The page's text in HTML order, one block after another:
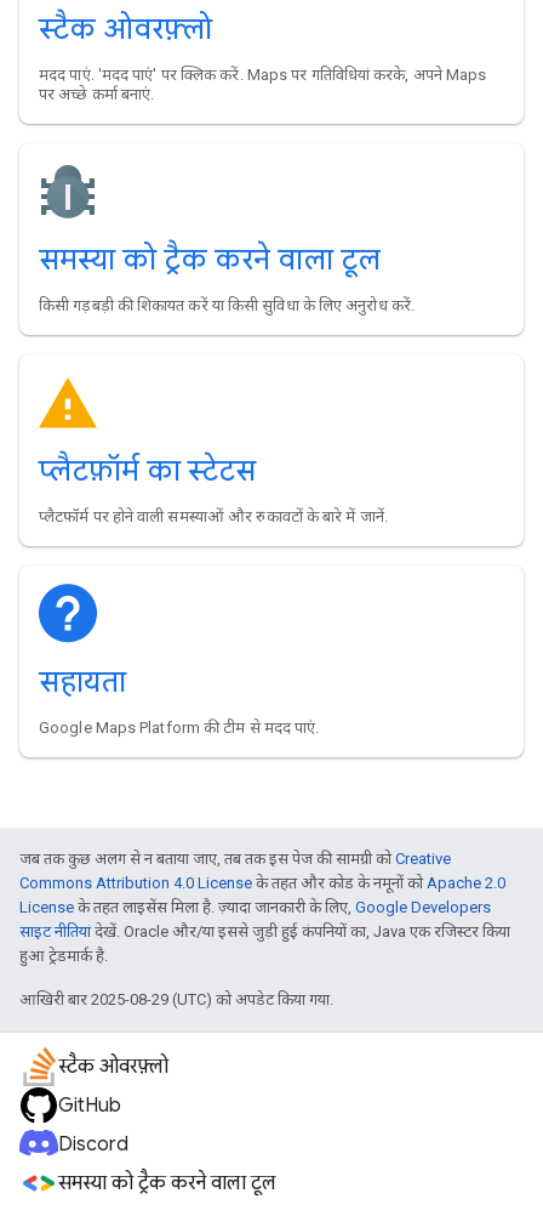
स्टैक ओवरफ़्लो
मदद पाएं. 'मदद पाएं' पर क्लिक करें. Maps पर गतिविधियां करके, अपने Maps
पर अच्छे क़र्मा बनाएं.
समस्या को ट्रैक करने वाला टूल
किसी गड़बड़ी की शिकायत करें या किसी सुविधा के लिए अनुरोध करें.
प्लैटफ़ॉर्म का स्टेटस
प्लैटफ़ॉर्म पर होने वाली समस्याओं और रुकावटों के बारे में जानें.
सहायता
Google Maps Platform की टीम से मदद पाएं.
जब तक कुछ अलग से न बताया जाए, तब तक इस पेज की सामग्री कोCreative
Commons Attribution 4.0 License के तहत और कोड के नमूनों को Apache 2.0
License के तहत लाइसेंस मिला है. ज़्यादा जानकारी के लिए, Google Developers
साइट नीतियांदेखें. Oracle और/या इससे जुड़ी हुई कंपनियों का, Java एक रजिस्टर किया
हुआ ट्रेडमार्क है.
आखिरी बार 2025-08-29 (UTC) को अपडेट किया गया.
स्टैक ओवरफ़्लो
GitHub
Discord
समस्या को ट्रैक करने वाला टूल